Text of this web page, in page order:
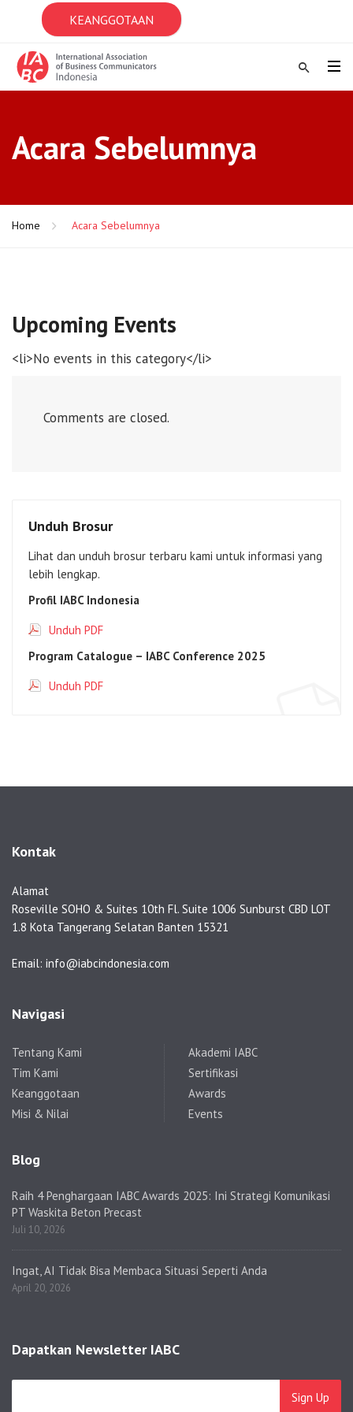
KEANGGOTAAN
Acara Sebelumnya
Home Acara Sebelumnya
Upcoming Events
<li>No events in this category</li>
Comments are closed.
Unduh Brosur
Lihat dan unduh brosur terbaru kami untuk informasi yang
lebih lengkap.
Profil IABC Indonesia
Unduh PDF
Program Catalogue – IABC Conference 2025
Unduh PDF
Kontak
Alamat
Roseville SOHO & Suites 10th Fl. Suite 1006 Sunburst CBD LOT
1.8 Kota Tangerang Selatan Banten 15321
Email: info@iabcindonesia.com
Navigasi
Tentang Kami
Tim Kami
Keanggotaan
Misi & Nilai
Akademi IABC
Sertifikasi
Awards
Events
Blog
Raih 4 Penghargaan IABC Awards 2025: Ini Strategi Komunikasi
PT Waskita Beton Precast
Juli 10, 2026
Ingat, AI Tidak Bisa Membaca Situasi Seperti Anda
April 20, 2026
Dapatkan Newsletter IABC